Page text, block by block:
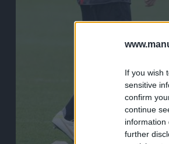
If you wish
sensitive
confirm
continue
information
further